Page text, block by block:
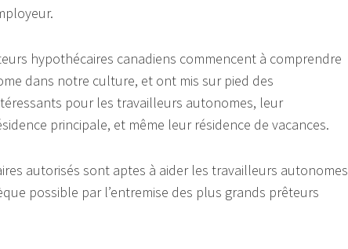
hypothécaires canadiens commencent à comprendre
dans notre culture, et ont mis sur pied des
pour les travailleurs autonomes, leur
principale, et même leur résidence de vacances.
autorisés sont aptes à aider les travailleurs autonomes
possible par l’entremise des plus grands prêteurs